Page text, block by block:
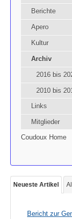
Berichte
Apero
Kultur
Archiv
2016 bis
2010 bis
Links
Mitglieder
Coudoux Home
Neueste Artikel
Bericht zur